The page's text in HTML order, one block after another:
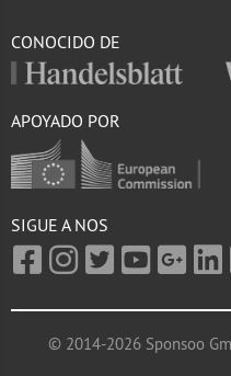
CONOCIDO DE
APOYADO POR
SIGUE A NOS
© 2014-2026 Sponsoo